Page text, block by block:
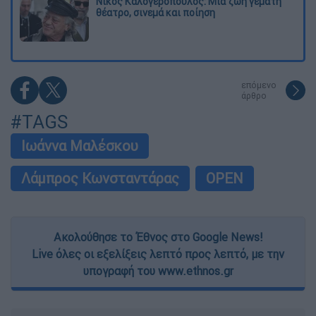
θέατρο, σινεμά και ποίηση
επόμενο
άρθρο
#TAGS
Ιωάννα Μαλέσκου
Λάμπρος Κωνσταντάρας
OPEN
Ακολούθησε το Έθνος στο Google News!
Live όλες οι εξελίξεις λεπτό προς λεπτό, με την
υπογραφή του www.ethnos.gr